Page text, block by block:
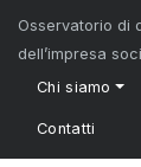
Osservatorio di
dell’impresa
Chi siamo
Contatti